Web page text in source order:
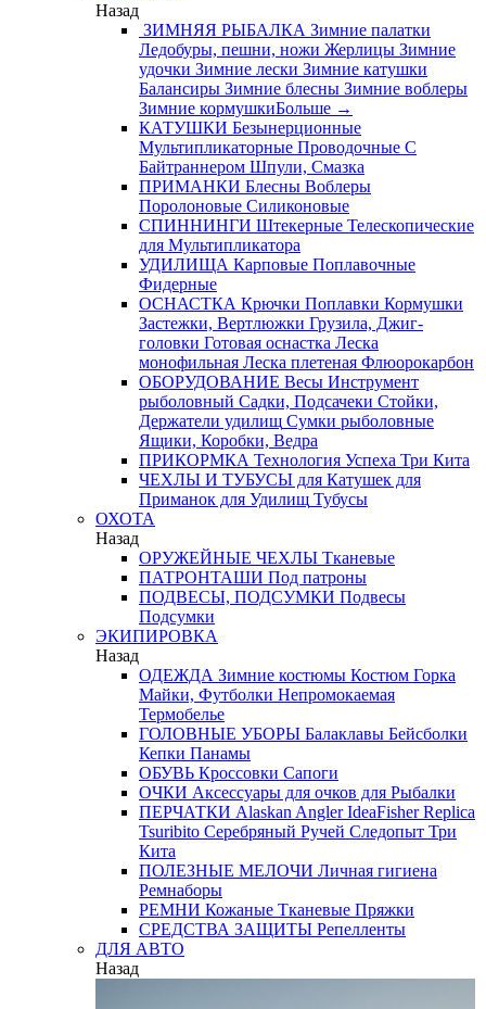
Назад
ЗИМНЯЯ РЫБАЛКА Зимние палатки
Ледобуры, пешни, ножи Жерлицы Зимние
удочки Зимние лески Зимние катушки
Балансиры Зимние блесны Зимние воблеры
Зимние кормушкиБольше →
КАТУШКИ Безынерционные
Мультипликаторные Проводочные С
Байтраннером Шпули, Смазка
ПРИМАНКИ Блесны Воблеры
Поролоновые Силиконовые
СПИННИНГИ Штекерные Телескопические
для Мультипликатора
УДИЛИЩА Карповые Поплавочные
Фидерные
ОСНАСТКА Крючки Поплавки Кормушки
Застежки, Вертлюжки Грузила, Джиг-
головки Готовая оснастка Леска
монофильная Леска плетеная Флюорокарбон
ОБОРУДОВАНИЕ Весы Инструмент
рыболовный Садки, Подсачеки Стойки,
Держатели удилищ Сумки рыболовные
Ящики, Коробки, Ведра
ПРИКОРМКА Технология Успеха Три Кита
ЧЕХЛЫ И ТУБУСЫ для Катушек для
Приманок для Удилищ Тубусы
ОХОТА
Назад
ОРУЖЕЙНЫЕ ЧЕХЛЫ Тканевые
ПАТРОНТАШИ Под патроны
ПОДВЕСЫ, ПОДСУМКИ Подвесы
Подсумки
ЭКИПИРОВКА
Назад
ОДЕЖДА Зимние костюмы Костюм Горка
Майки, Футболки Непромокаемая
Термобелье
ГОЛОВНЫЕ УБОРЫ Балаклавы Бейсболки
Кепки Панамы
ОБУВЬ Кроссовки Сапоги
ОЧКИ Аксессуары для очков для Рыбалки
ПЕРЧАТКИ Alaskan AnglerIdeaFisherReplica
Tsuribito Серебряный Ручей Следопыт Три
Кита
ПОЛЕЗНЫЕ МЕЛОЧИ Личная гигиена
Ремнаборы
РЕМНИ Кожаные Тканевые Пряжки
СРЕДСТВА ЗАЩИТЫ Репелленты
ДЛЯ АВТО
Назад